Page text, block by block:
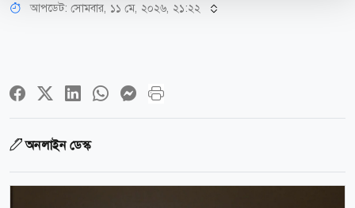
আপডেট: সোমবার, ১১ মে, ২০২৬, ২১:২২
অনলাইন ডেস্ক